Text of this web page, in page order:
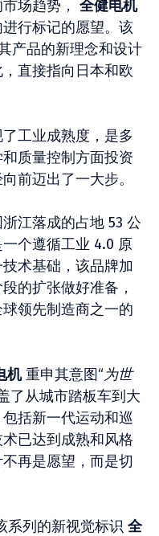
场趋势， 全健电机
行标记的愿望。该
产品的新理念和设计
直接指向日本和欧
工业成熟度，是多
质量控制方面投资
前迈出了一大步。
江落成的占地 53 公
个遵循工业 4.0 原
术基础，该品牌加
的扩张做好准备，
领先制造商之一的
机重申其意图“为世
了从城市踏板车到大
括新一代运动和巡
已达到成熟和风格
再是愿望，而是切
系列的新视觉标识 全